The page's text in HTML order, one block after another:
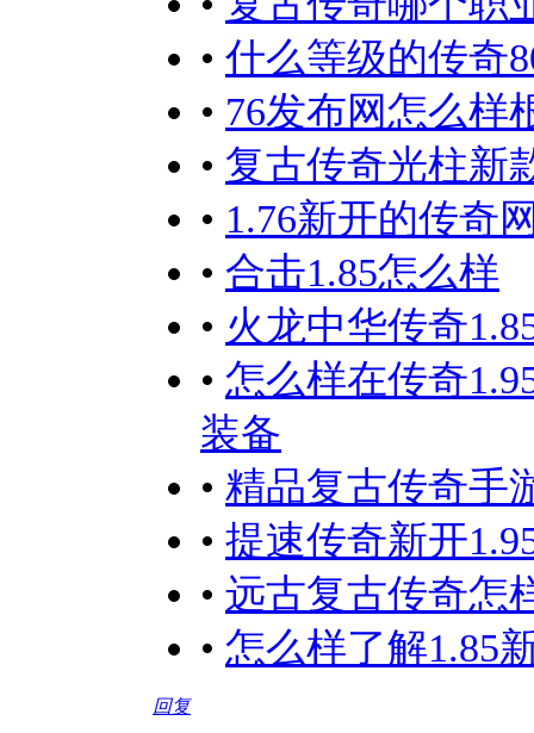
• 什么等级的传奇
• 76发布网怎么样
• 复古传奇光柱新
• 1.76新开的传奇
• 合击1.85怎么样
• 火龙中华传奇
• 怎么样在传奇
装备
• 精品复古传奇手
• 提速传奇新开
• 远古复古传奇怎
• 怎么样了解1.85
回复